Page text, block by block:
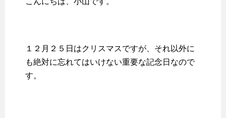
１２月２５日はクリスマスですが、それ以外に
も絶対に忘れてはいけない重要な記念日なので
す。